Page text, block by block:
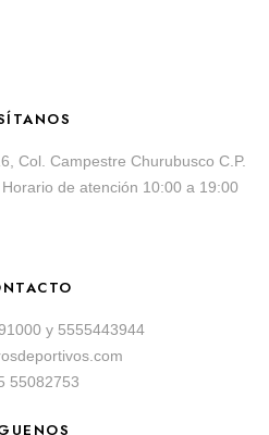
Col. Campestre Churubusco C.P.
de atención 10:00 a 19:00
y 5555443944
55082753